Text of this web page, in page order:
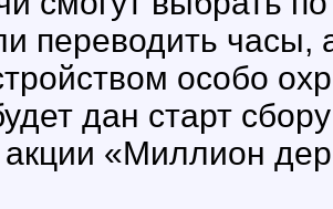
переводить часы,
особо
дан старт
«Миллион